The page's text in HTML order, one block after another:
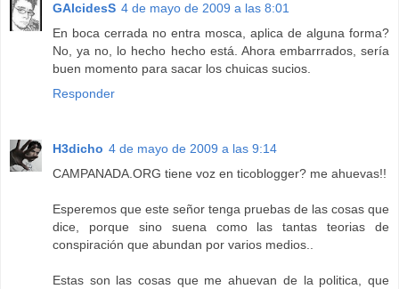
GAlcidesS 4 de mayo de 2009 a las 8:01
En boca cerrada no entra mosca, aplica de alguna forma?
No, ya no, lo hecho hecho está. Ahora embarrrados, sería
buen momento para sacar los chuicas sucios.
Responder
H3dicho 4 de mayo de 2009 a las 9:14
CAMPANADA.ORG tiene voz en ticoblogger? me ahuevas!!
Esperemos que este señor tenga pruebas de las cosas que
dice, porque sino suena como las tantas teorias de
conspiración que abundan por varios medios..
Estas son las cosas que me ahuevan de la politica, que